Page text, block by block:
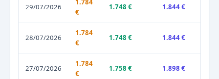
29/07/2026
1.784
€
1.748 € 1.844 €
28/07/2026
1.784
€
1.748 € 1.844 €
27/07/2026
1.784
€
1.758 € 1.898 €